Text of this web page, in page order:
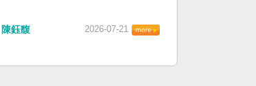
陳鈺馥 2026-07-21